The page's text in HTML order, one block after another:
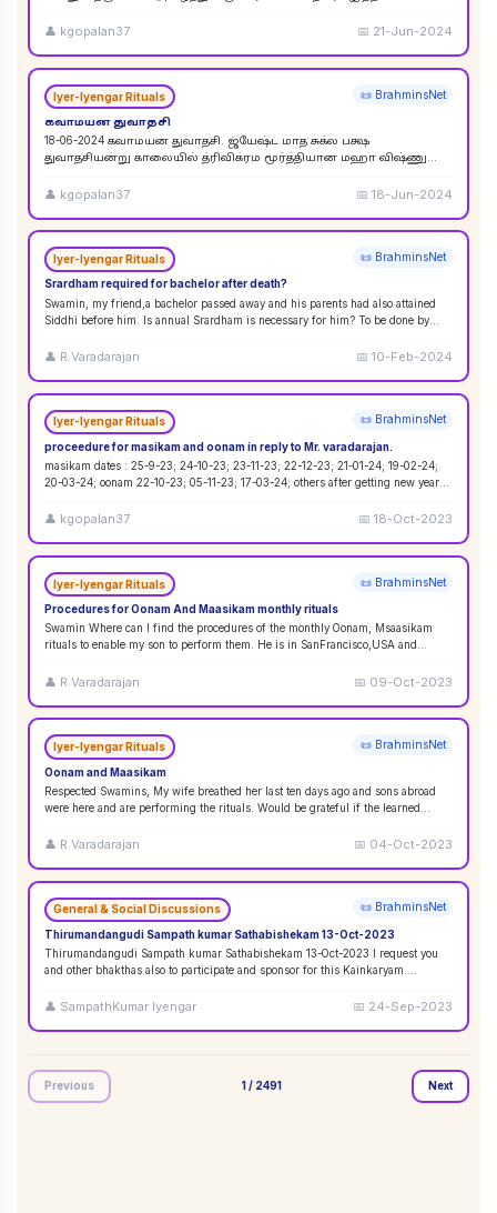
👤 kgopalan37 📅 21-Jun-2024
Iyer-Iyengar Rituals 📜 BrahminsNet
கவாமயன துவாதசி
18-06-2024 கவாமயன துவாதசி. ஜ்யேஷ்ட மாத சுக்ல பக்ஷ
துவாதசியன்று காலையில் த்ரிவிக்ரம மூர்த்தியான மஹா விஷ்ணு
👤 kgopalan37 📅18-Jun-2024
Iyer-Iyengar Rituals 📜 BrahminsNet
Srardham required for bachelor after death?
Swamin, my friend,a bachelor passed away and his parents had also attained
Siddhi before him. Is annual Srardham is necessary for him? To be done by
👤 R.Varadarajan 📅10-Feb-2024
Iyer-Iyengar Rituals 📜 BrahminsNet
proceedure for masikam and oonam in reply to Mr. varadarajan.
masikam dates : 25-9-23; 24-10-23; 23-11-23; 22-12-23; 21-01-24; 19-02-24;
20-03-24; oonam 22-10-23; 05-11-23; 17-03-24; others after getting new year...
👤 kgopalan37 📅18-Oct-2023
Iyer-Iyengar Rituals 📜 BrahminsNet
Procedures for Oonam And Maasikam monthly rituals
Swamin Where can I find the procedures of the monthly Oonam, Msaasikam
rituals to enable my son to perform them. He is in SanFrancisco,USA and
👤 R.Varadarajan 📅 09-Oct-2023
Iyer-Iyengar Rituals 📜 BrahminsNet
Oonam and Maasikam
Respected Swamins, ​​​​​​My wife breathed her last ten days ago and sons abroad
were here and are performing the rituals. Would be grateful if the learned
👤 R.Varadarajan 📅 04-Oct-2023
General & Social Discussions 📜 BrahminsNet
Thirumandangudi Sampath kumar Sathabishekam 13-Oct-2023
Thirumandangudi Sampath kumar Sathabishekam 13-Oct-2023 I request you
and other bhakthas also to participate and sponsor for this Kainkaryam.
👤 SampathKumar Iyengar 📅 24-Sep-2023
Previous 1 / 2491 Next